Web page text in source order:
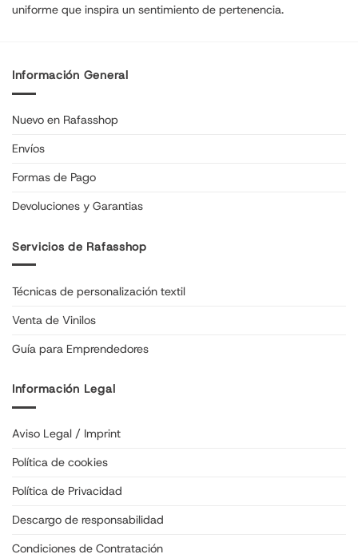
uniforme que inspira un sentimiento de pertenencia.
Información General
Nuevo en Rafasshop
Envíos
Formas de Pago
Devoluciones y Garantias
Servicios de Rafasshop
Técnicas de personalización textil
Venta de Vinilos
Guía para Emprendedores
Información Legal
Aviso Legal / Imprint
Política de cookies
Política de Privacidad
Descargo de responsabilidad
Condiciones de Contratación